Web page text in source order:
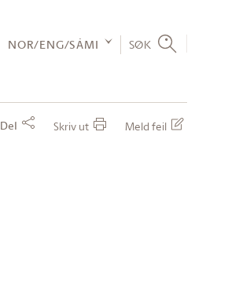
NOR/ENG/SÁMI SØK
Del Skriv ut Meld feil